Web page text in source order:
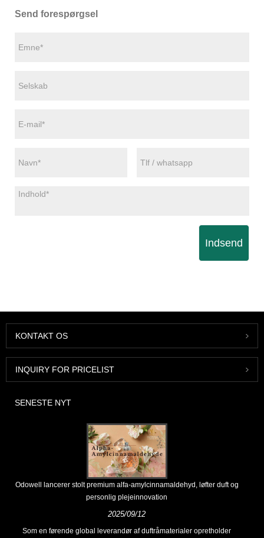
Send forespørgsel
Indsend
KONTAKT OS
INQUIRY FOR PRICELIST
SENESTE NYT
Odowell lancerer stolt premium alfa-amylcinnamaldehyd, løfter duft og
personlig plejeinnovation
2025/09/12
Som en førende global leverandør af duftråmaterialer opretholder